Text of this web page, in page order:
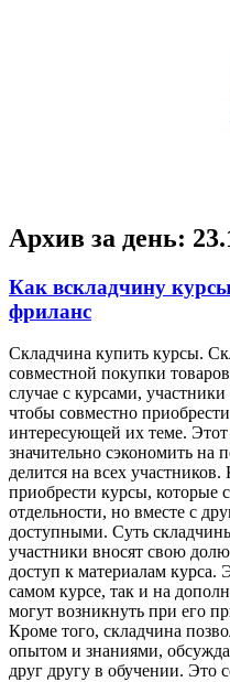
Архив за день:
Как вскладчину
фриланс
Склaдчинa купить курсы.
совместной покупки
случае с курсами,
чтобы совместно
интересующей их теме. Этот
значительно сэкономить на
делится на всех
приобрести курсы, которые
отдельности, но вместе с
доступными. Суть
участники вносят свою
доступ к материалам курса.
самом курсе, так и на
могут возникнуть при его
Кроме того, складчина
опытом и знаниями,
друг другу в обучении. Это